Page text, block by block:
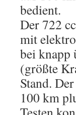
bedient.
Der 722
mit
bei knapp
(größte
Stand.
100 km